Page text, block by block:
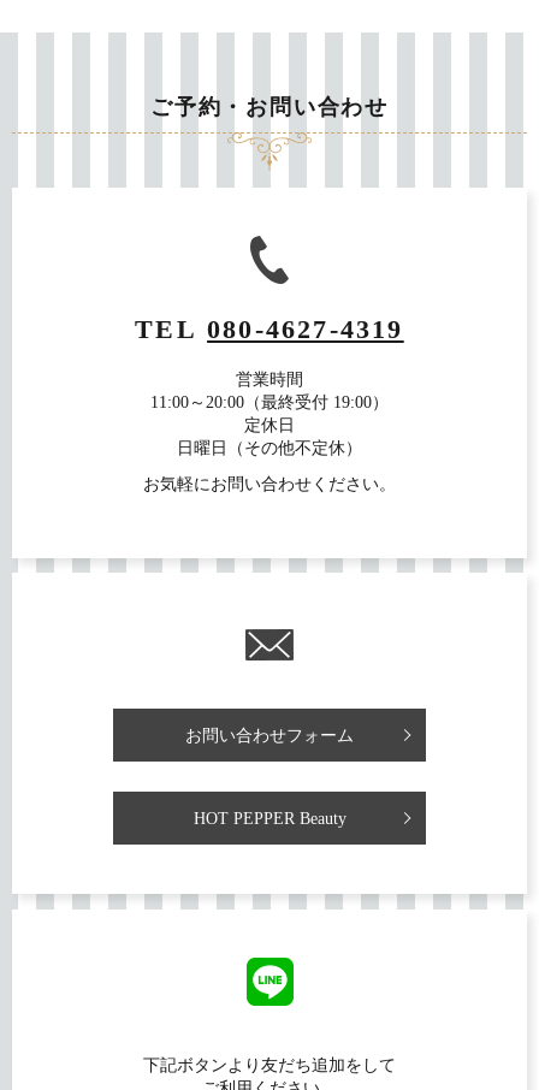
ご予約・お問い合わせ
TEL080-4627-4319
営業時間
11:00～20:00（最終受付 19:00）
定休日
日曜日（その他不定休）
お気軽にお問い合わせください。
お問い合わせフォーム
HOT PEPPER Beauty
下記ボタンより友だち追加をして